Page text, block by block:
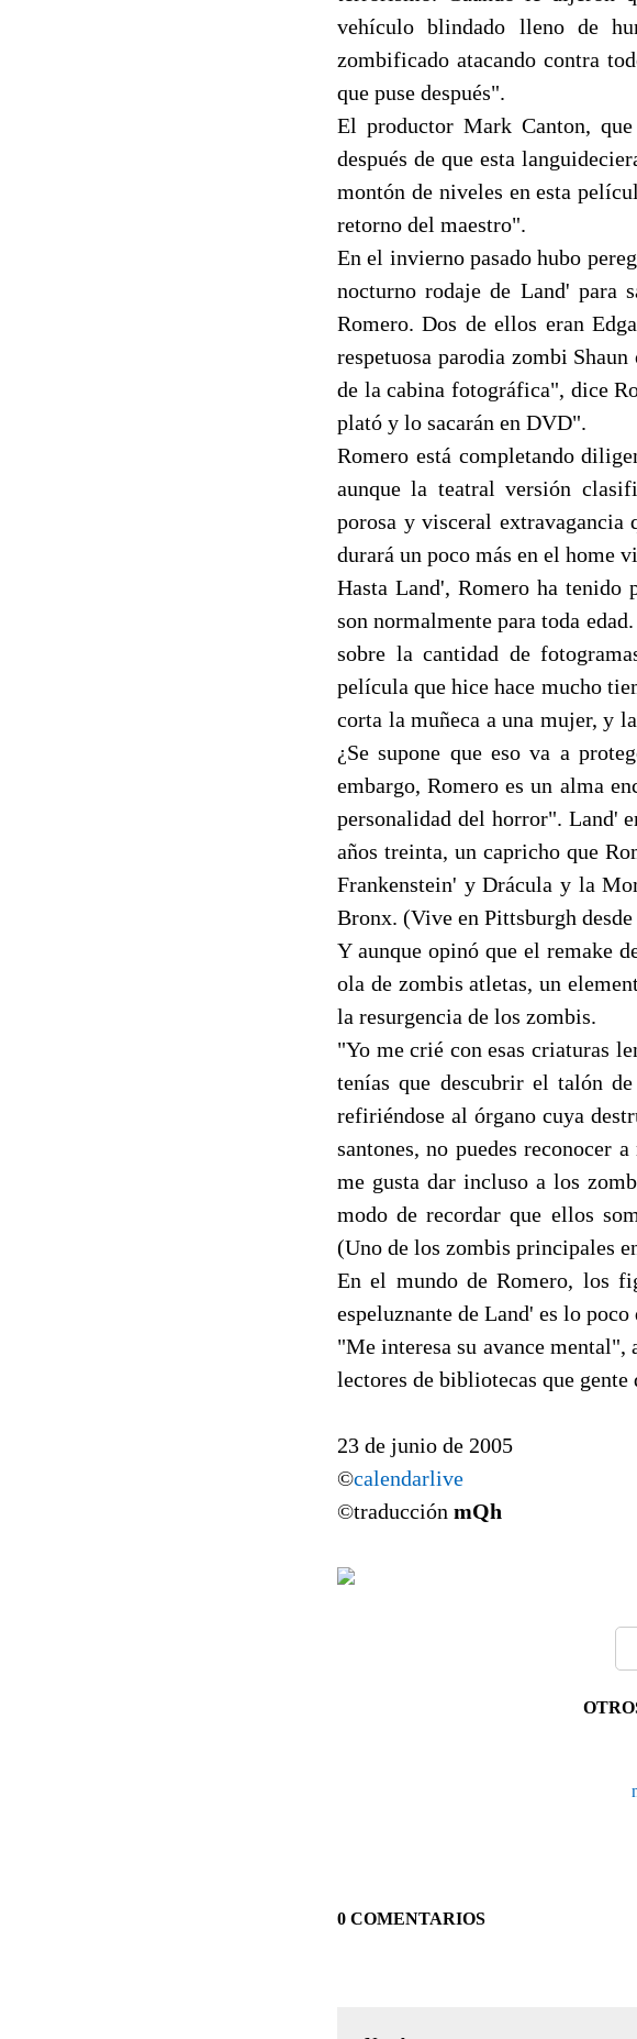
vehículo blindado lleno de
zombificado atacando contra
que puse después".
El productor Mark Canton,
después de que esta
montón de niveles en esta
retorno del maestro".
En el invierno pasado hubo
nocturno rodaje de Land'
Romero. Dos de ellos eran
respetuosa parodia zombi
de la cabina fotográfica", dice
plató y lo sacarán en DVD".
Romero está completando
aunque la teatral versión
porosa y visceral extravagancia
durará un poco más en el home
Hasta Land', Romero ha
son normalmente para toda
sobre la cantidad de
película que hice hace mucho
corta la muñeca a una mujer, y
¿Se supone que eso va a
embargo, Romero es un alma
personalidad del horror". Land'
años treinta, un capricho que
Frankenstein' y Drácula y la
Bronx. (Vive en Pittsburgh
Y aunque opinó que el remake
ola de zombis atletas, un
la resurgencia de los zombis.
"Yo me crié con esas criaturas
tenías que descubrir el talón
refiriéndose al órgano cuya
santones, no puedes reconocer
me gusta dar incluso a los
modo de recordar que ellos
(Uno de los zombis principales
En el mundo de Romero, los
espeluznante de Land' es lo
"Me interesa su avance mental",
lectores de bibliotecas que
23 de junio de 2005
©calendarlive
©traducción mQh
0 COMENTARIOS